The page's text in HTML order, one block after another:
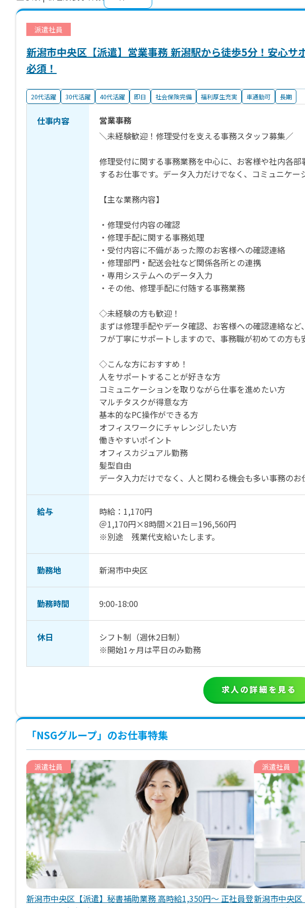
派遣社員
新潟市中央区【派遣】営業事務 新潟駅から徒歩5分！安心サ
必須！
20代活躍 30代活躍 40代活躍 即日 社会保険完備 福利厚生充実 車通勤可 長期
仕事内容
営業事務
＼未経験歓迎！修理受付を支える事務スタッフ募集／
修理受付に関する事務業務を中心に、お客様や社内各
するお仕事です。データ入力だけでなく、コミュニケー
【主な業務内容】
・修理受付内容の確認
・修理手配に関する事務処理
・受付内容に不備があった際のお客様への確認連絡
・修理部門・配送会社など関係各所との連携
・専用システムへのデータ入力
・その他、修理手配に付随する事務業務
◇未経験の方も歓迎！
まずは修理手配やデータ確認、お客様への確認連絡な
フが丁寧にサポートしますので、事務職が初めての方も
◇こんな方におすすめ！
人をサポートすることが好きな方
コミュニケーションを取りながら仕事を進めたい方
マルチタスクが得意な方
基本的なPC操作ができる方
オフィスワークにチャレンジしたい方
働きやすいポイント
オフィスカジュアル勤務
髪型自由
データ入力だけでなく、人と関わる機会も多い事務のお
給与
時給：1,170円
＠1,170円×8時間×21日＝196,560円
※別途 残業代支給いたします。
勤務地 新潟市中央区
勤務時間 9:00-18:00
休日
シフト制（週休2日制）
※開始1ヶ月は平日のみ勤務
求人の詳細を見る
「NSGグループ」のお仕事特集
派遣社員
新潟市中央区【派遣】秘書補助業務 高時給1,350円～ 正社員登
派遣社員
新潟市中央